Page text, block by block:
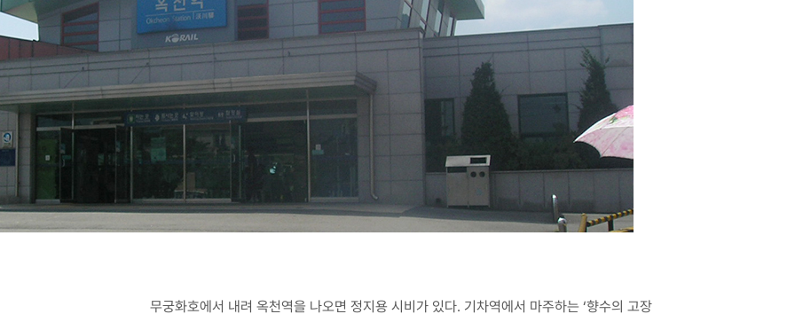
무궁화호에서 내려 옥천역을 나오면 정지용 시비가 있다. 기차역에서 마주하는 ‘향수의 고장